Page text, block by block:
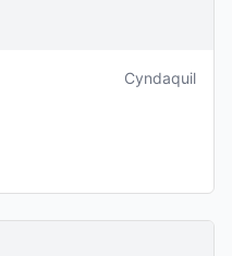
Cyndaquil